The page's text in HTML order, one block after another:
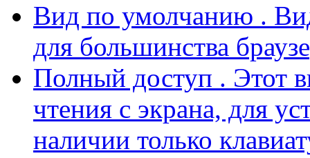
Вид по умолчанию .
для большинства
Полный доступ . Этот
чтения с экрана, для
наличии только